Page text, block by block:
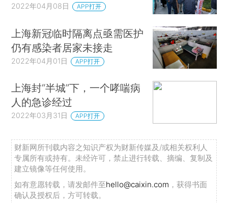
2022年04月08日 APP打开
上海新冠临时隔离点亟需医护
仍有感染者居家未接走
2022年04月01日 APP打开
上海封“半城”下，一个哮喘病
人的急诊经过
2022年03月31日 APP打开
财新网所刊载内容之知识产权为财新传媒及/或相关权利人
专属所有或持有。未经许可，禁止进行转载、摘编、复制及
建立镜像等任何使用。
如有意愿转载，请发邮件至hello@caixin.com ，获得书面
确认及授权后，方可转载。